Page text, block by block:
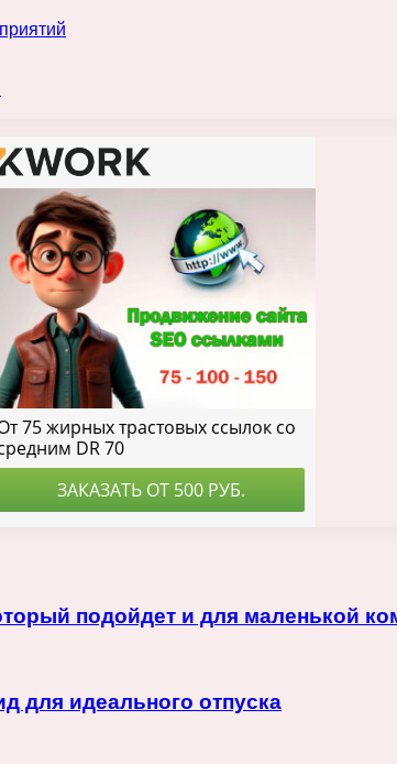
подойдет и для маленькой
для идеального отпуска